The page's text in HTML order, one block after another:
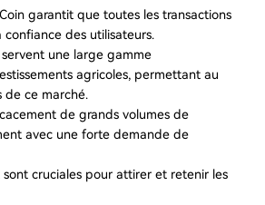
garantit que toutes les transactions
des utilisateurs.
une large gamme
agricoles, permettant au
de ce marché.
de grands volumes de
avec une forte demande de
cruciales pour attirer et retenir les